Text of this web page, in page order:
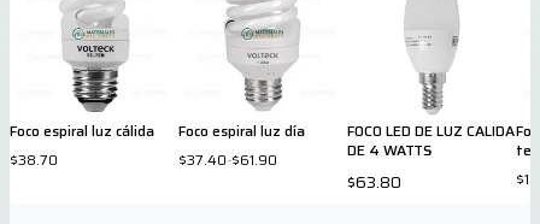
Foco espiral luz cálida
$38.70
Foco espiral luz día
$37.40-$61.90
FOCO LED DE LUZ CALIDA
DE 4 WATTS
$63.80